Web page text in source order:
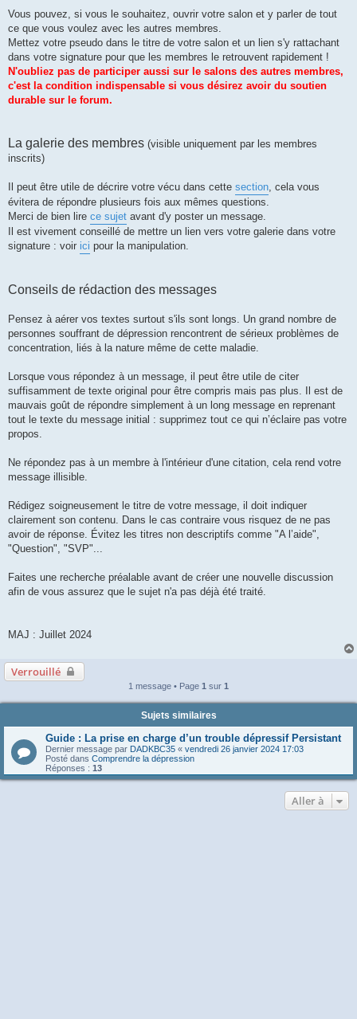
Vous pouvez, si vous le souhaitez, ouvrir votre salon et y parler de tout
ce que vous voulez avec les autres membres.
Mettez votre pseudo dans le titre de votre salon et un lien s'y rattachant
dans votre signature pour que les membres le retrouvent rapidement !
N'oubliez pas de participer aussi sur le salons des autres membres,
c'est la condition indispensable si vous désirez avoir du soutien
durable sur le forum.
La galerie des membres (visible uniquement par les membres
inscrits)
Il peut être utile de décrire votre vécu dans cette section, cela vous
évitera de répondre plusieurs fois aux mêmes questions.
Merci de bien lire ce sujet avant d'y poster un message.
Il est vivement conseillé de mettre un lien vers votre galerie dans votre
signature : voir ici pour la manipulation.
Conseils de rédaction des messages
Pensez à aérer vos textes surtout s'ils sont longs. Un grand nombre de
personnes souffrant de dépression rencontrent de sérieux problèmes de
concentration, liés à la nature même de cette maladie.
Lorsque vous répondez à un message, il peut être utile de citer
suffisamment de texte original pour être compris mais pas plus. Il est de
mauvais goût de répondre simplement à un long message en reprenant
tout le texte du message initial : supprimez tout ce qui n’éclaire pas votre
propos.
Ne répondez pas à un membre à l'intérieur d'une citation, cela rend votre
message illisible.
Rédigez soigneusement le titre de votre message, il doit indiquer
clairement son contenu. Dans le cas contraire vous risquez de ne pas
avoir de réponse. Évitez les titres non descriptifs comme "A l’aide",
"Question", "SVP"...
Faites une recherche préalable avant de créer une nouvelle discussion
afin de vous assurez que le sujet n'a pas déjà été traité.
MAJ : Juillet 2024
Verrouillé
1 message • Page 1 sur 1
Sujets similaires
Guide : La prise en charge d’un trouble dépressif Persistant
Dernier message par DADKBC35 « vendredi 26 janvier 2024 17:03
Posté dans Comprendre la dépression
Réponses : 13
Aller à